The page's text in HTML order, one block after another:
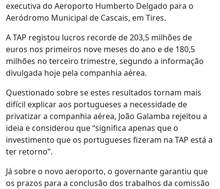
executiva do Aeroporto Humberto Delgado para o
Aeródromo Municipal de Cascais, em Tires.
A TAP registou lucros recorde de 203,5 milhões de
euros nos primeiros nove meses do ano e de 180,5
milhões no terceiro trimestre, segundo a informação
divulgada hoje pela companhia aérea.
Questionado sobre se estes resultados tornam mais
difícil explicar aos portugueses a necessidade de
privatizar a companhia aérea, João Galamba rejeitou a
ideia e considerou que “significa apenas que o
investimento que os portugueses fizeram na TAP está a
ter retorno”.
Já sobre o novo aeroporto, o governante garantiu que
os prazos para a conclusão dos trabalhos da comissão